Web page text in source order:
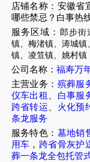
店铺名称：安徽省
哪些禁忌？白事热
服务区域： 郎步街
镇、梅渚镇、涛城
镇、凌笪镇、姚村镇
公司名称： 福寿万
主营业务： 殡葬服
仪车出租
白事服
跨省转运
火化预
条龙服务
服务特色： 墓地销
用车 ， 跨省骨灰护
葬一条龙全包托管